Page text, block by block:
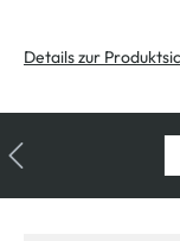
Details zur